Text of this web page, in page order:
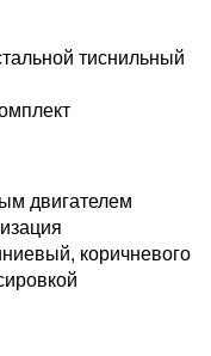
тиснильный
двигателем
коричневого